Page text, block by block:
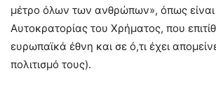
μέτρο όλων των ανθρώπων», όπως είναι
Αυτοκρατορίας του Χρήματος, που
ευρωπαϊκά έθνη και σε ό,τι έχει
πολιτισμό τους).